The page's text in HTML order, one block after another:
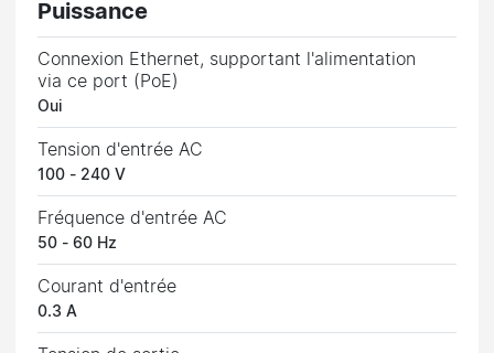
Puissance
Connexion Ethernet, supportant l'alimentation
via ce port (PoE)
Oui
Tension d'entrée AC
100 - 240 V
Fréquence d'entrée AC
50 - 60 Hz
Courant d'entrée
0.3 A